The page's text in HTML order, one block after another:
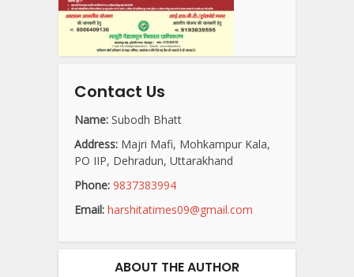
Contact Us
Name: Subodh Bhatt
Address: Majri Mafi, Mohkampur Kala,
PO IIP, Dehradun, Uttarakhand
Phone: 9837383994
Email: harshitatimes09@gmail.com
ABOUT THE AUTHOR